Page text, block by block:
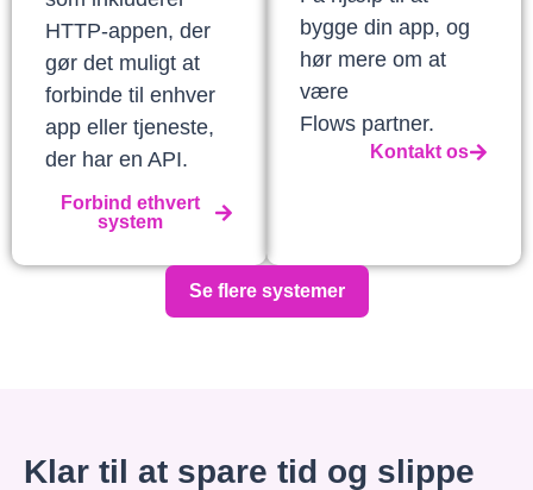
HTTP-appen, der
gør det muligt at
forbinde til enhver
app eller tjeneste,
der har en API.
Forbind ethvert
system
bygge din app, og
hør mere om at
være
Flows partner.
Kontakt os
Se flere systemer
Klar til at spare tid og slippe